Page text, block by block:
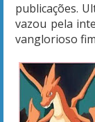
publicações.
vazou pela
vanglorioso